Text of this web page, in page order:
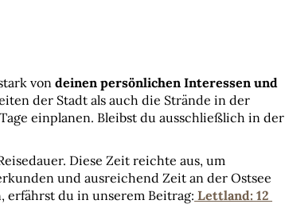
von deinen persönlichen Interessen und
der Stadt als auch die Strände in der
einplanen. Bleibst du ausschließlich in der
Diese Zeit reichte aus, um
und ausreichend Zeit an der Ostsee
erfährst du in unserem Beitrag: Lettland: 12